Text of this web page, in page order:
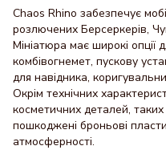
Chaos Rhino забезпечує
розлючених Берсеркерів,
Мініатюра має широкі опції
комбівогнемет, пускову
для навідника,
Окрім технічних
косметичних деталей,
пошкоджені броньові
атмосферності.